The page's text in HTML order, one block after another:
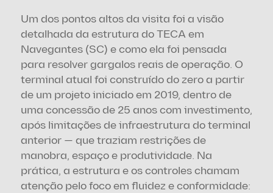
Um dos pontos altos da visita foi a visão
detalhada da estrutura do TECA em
Navegantes (SC) e como ela foi pensada
para resolver gargalos reais de operação. O
terminal atual foi construído do zero a partir
de um projeto iniciado em 2019, dentro de
uma concessão de 25 anos com investimento,
após limitações de infraestrutura do terminal
anterior — que traziam restrições de
manobra, espaço e produtividade. Na
prática, a estrutura e os controles chamam
atenção pelo foco em fluidez e conformidade: